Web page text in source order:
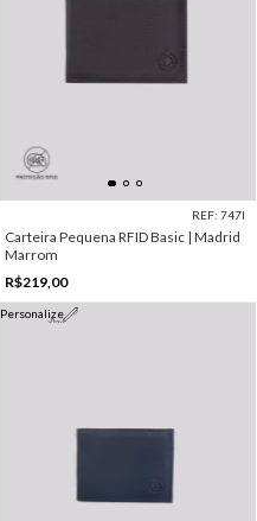
REF: 747I
Carteira Pequena RFID Basic | Madrid
Marrom
R$219,00
Personalize